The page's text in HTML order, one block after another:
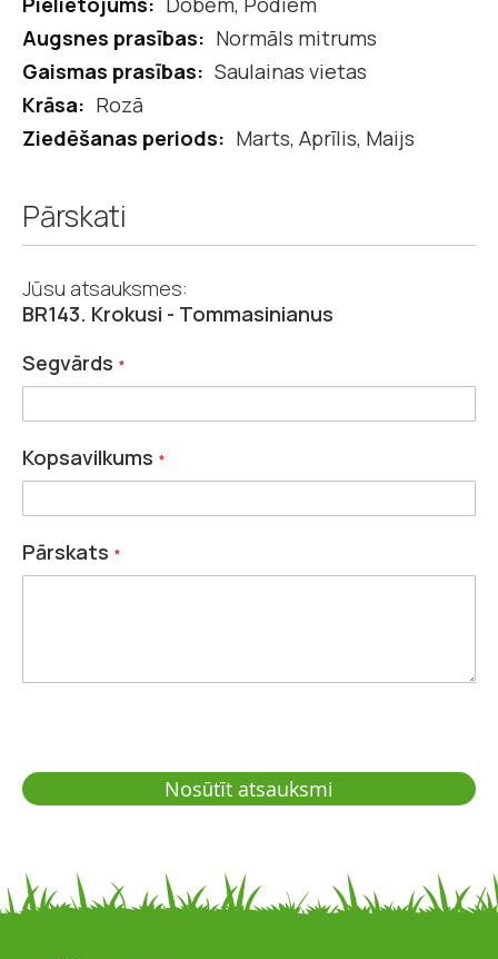
Normāls mitrums
Saulainas vietas
Rozā
Marts, Aprīlis, Maijs
Pārskati
Jūsu atsauksmes:
BR143. Krokusi - Tommasinianus
Segvārds
Kopsavilkums
Pārskats
Nosūtīt atsauksmi